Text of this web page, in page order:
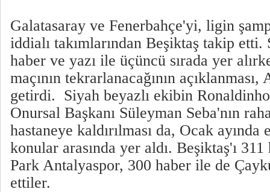
Galatasaray ve Fenerbahçe'yi, ligin
iddialı takımlarından Beşiktaş takip
haber ve yazı ile üçüncü sırada yer
maçının tekrarlanacağının
getirdi. Siyah beyazlı ekibin Ronaldinho
Onursal Başkanı Süleyman Seba'nın
hastaneye kaldırılması da, Ocak
konular arasında yer aldı. Beşiktaş'ı
Park Antalyaspor, 300 haber ile de
ettiler.